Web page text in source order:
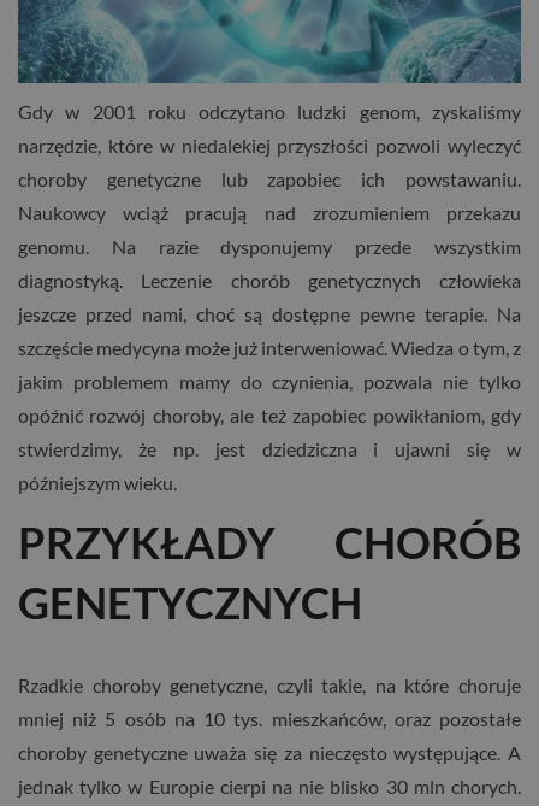
Gdy w 2001 roku odczytano ludzki genom, zyskaliśmy
narzędzie, które w niedalekiej przyszłości pozwoli wyleczyć
choroby genetyczne lub zapobiec ich powstawaniu.
Naukowcy wciąż pracują nad zrozumieniem przekazu
genomu. Na razie dysponujemy przede wszystkim
diagnostyką. Leczenie chorób genetycznych człowieka
jeszcze przed nami, choć są dostępne pewne terapie. Na
szczęście medycyna może już interweniować. Wiedza o tym, z
jakim problemem mamy do czynienia, pozwala nie tylko
opóźnić rozwój choroby, ale też zapobiec powikłaniom, gdy
stwierdzimy, że np. jest dziedziczna i ujawni się w
późniejszym wieku.
PRZYKŁADY CHORÓB
GENETYCZNYCH
Rzadkie choroby genetyczne, czyli takie, na które choruje
mniej niż 5 osób na 10 tys. mieszkańców, oraz pozostałe
choroby genetyczne uważa się za nieczęsto występujące. A
jednak tylko w Europie cierpi na nie blisko 30 mln chorych.